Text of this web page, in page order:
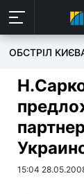
ОБСТРІЛ
15:04